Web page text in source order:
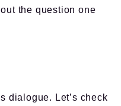
the question one
dialogue. Let’s check